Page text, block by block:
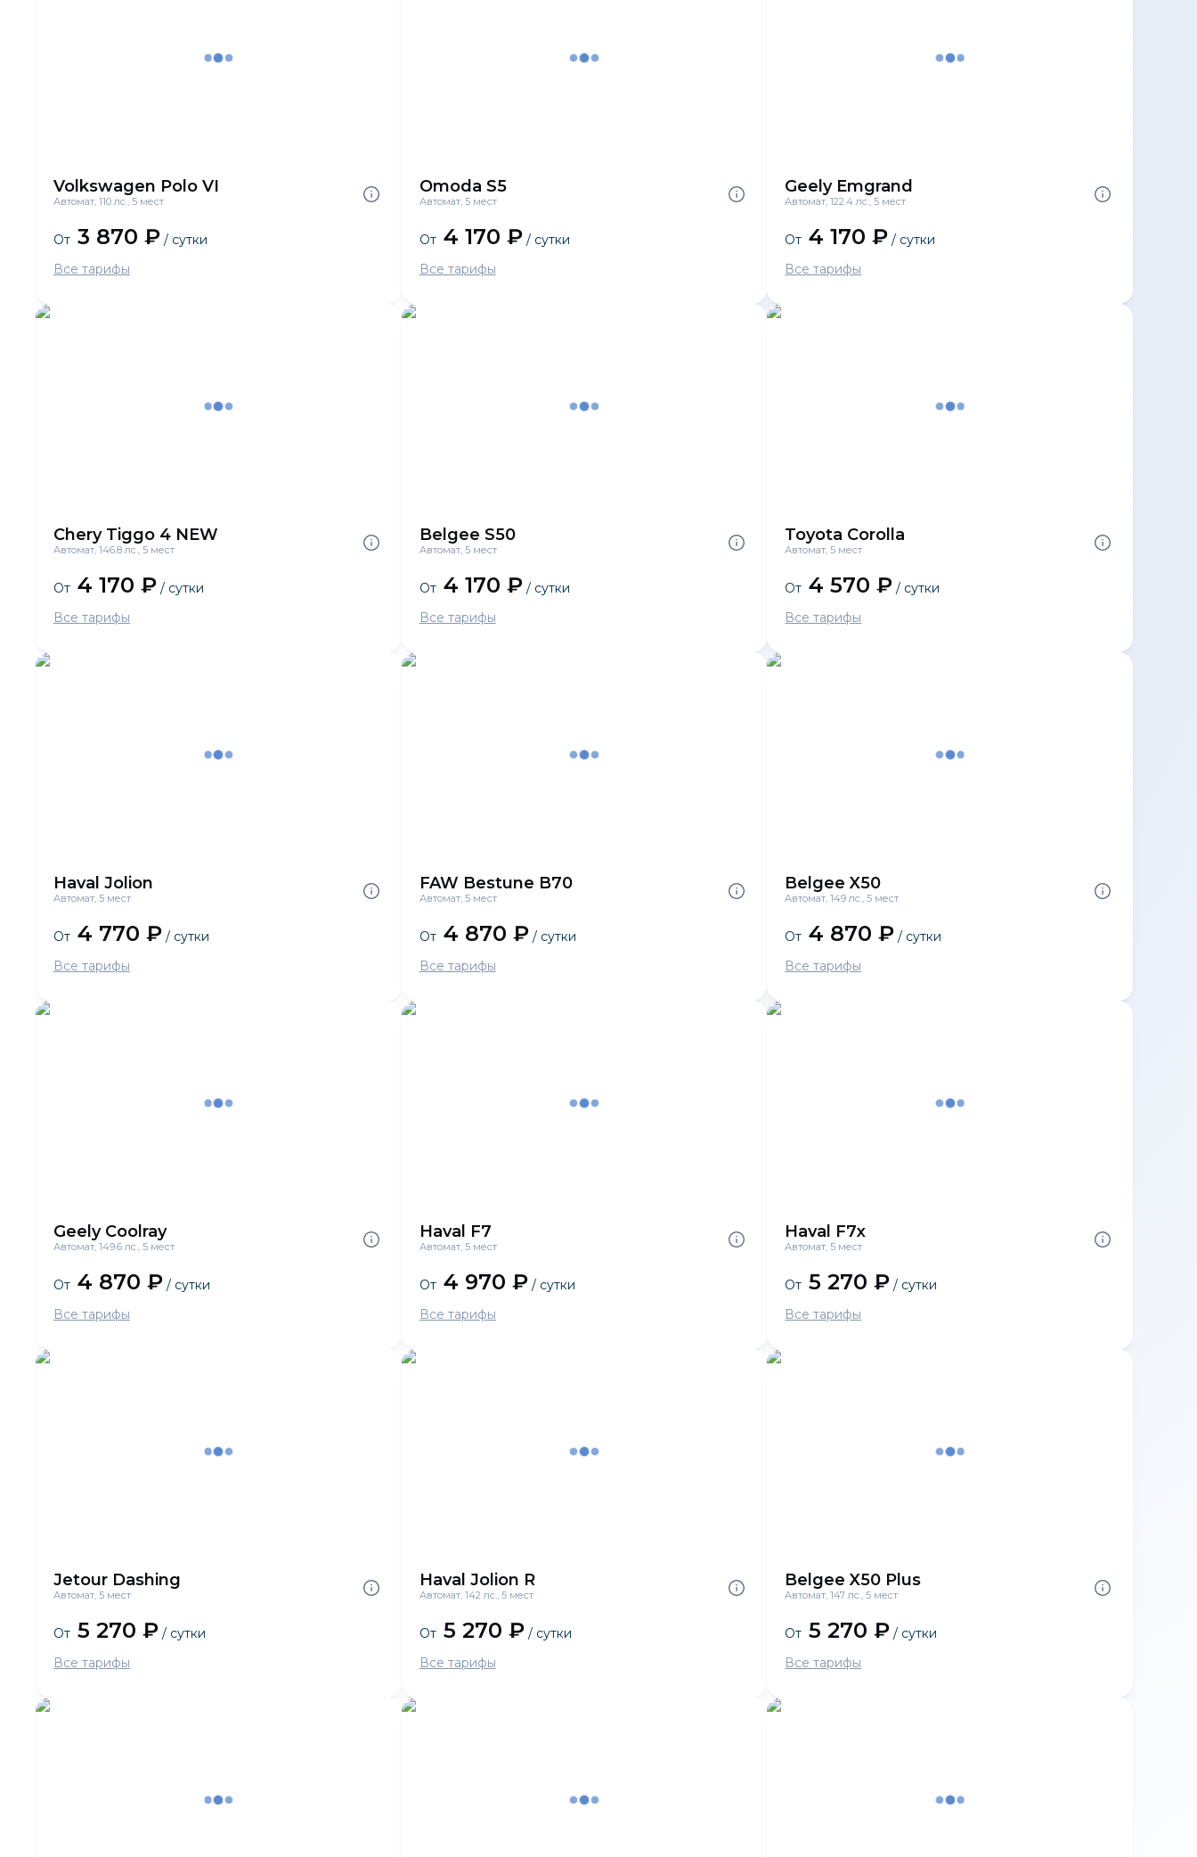
Volkswagen Polo VI
Автомат, 110 лс., 5 мест
От 3 870 ₽ / сутки
Все тарифы
Omoda S5
Автомат, 5 мест
От 4 170 ₽/ сутки
Все тарифы
Geely Emgrand
Автомат, 122.4 лс., 5 мест
От 4 170 ₽ / сутки
Все тарифы
Chery Tiggo 4 NEW
Автомат, 146.8 лс., 5 мест
От 4 170 ₽ / сутки
Все тарифы
Belgee S50
Автомат, 5 мест
От 4 170 ₽/ сутки
Все тарифы
Toyota Corolla
Автомат, 5 мест
От 4 570 ₽ / сутки
Все тарифы
Haval Jolion
Автомат, 5 мест
От 4 770 ₽ / сутки
Все тарифы
FAW Bestune B70
Автомат, 5 мест
От 4 870 ₽/ сутки
Все тарифы
Belgee X50
Автомат, 149 лс., 5 мест
От 4 870 ₽ / сутки
Все тарифы
Geely Coolray
Автомат, 149.6 лс., 5 мест
От 4 870 ₽ / сутки
Все тарифы
Haval F7
Автомат, 5 мест
От 4 970 ₽/ сутки
Все тарифы
Haval F7x
Автомат, 5 мест
От 5 270 ₽ / сутки
Все тарифы
Jetour Dashing
Автомат, 5 мест
От 5 270 ₽ / сутки
Все тарифы
Haval Jolion R
Автомат, 142 лс., 5 мест
От 5 270 ₽/ сутки
Все тарифы
Belgee X50 Plus
Автомат, 147 лс., 5 мест
От 5 270 ₽ / сутки
Все тарифы